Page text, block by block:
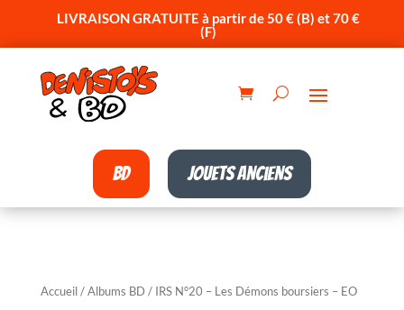
LIVRAISON GRATUITE à partir de 50 € (B) et 70 €
(F)
BD Jouets anciens
Accueil/Albums BD / IRS N°20 – Les Démons boursiers – EO